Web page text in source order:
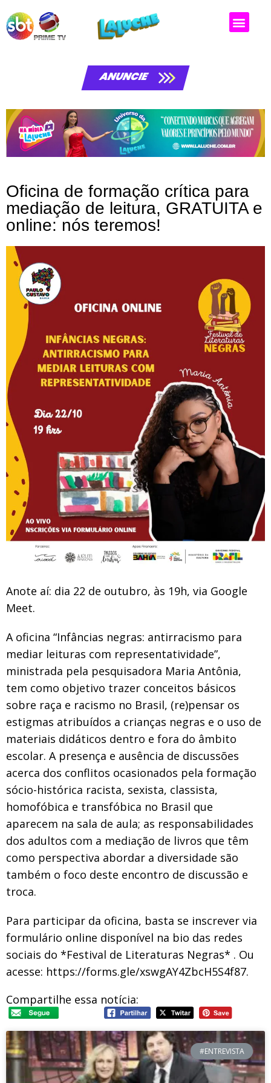
ANUNCIE
Oficina de formação crítica para
mediação de leitura, GRATUITA e
online: nós teremos!
Anote aí: dia 22 de outubro, às 19h, via Google
Meet.
A oficina “Infâncias negras: antirracismo para
mediar leituras com representatividade”,
ministrada pela pesquisadora Maria Antônia,
tem como objetivo trazer conceitos básicos
sobre raça e racismo no Brasil, (re)pensar os
estigmas atribuídos a crianças negras e o uso de
materiais didáticos dentro e fora do âmbito
escolar. A presença e ausência de discussões
acerca dos conflitos ocasionados pela formação
sócio-histórica racista, sexista, classista,
homofóbica e transfóbica no Brasil que
aparecem na sala de aula; as responsabilidades
dos adultos com a mediação de livros que têm
como perspectiva abordar a diversidade são
também o foco deste encontro de discussão e
troca.
Para participar da oficina, basta se inscrever via
formulário online disponível na bio das redes
sociais do *Festival de Literaturas Negras* . Ou
acesse: https://forms.gle/xswgAY4ZbcH5S4f87.
Compartilhe essa notícia:
#ENTREVISTA